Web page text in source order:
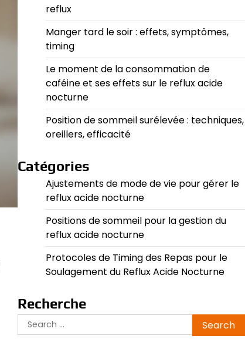
reflux
Manger tard le soir : effets, symptômes,
timing
Le moment de la consommation de
caféine et ses effets sur le reflux acide
nocturne
Position de sommeil surélevée : techniques,
oreillers, efficacité
Catégories
Ajustements de mode de vie pour gérer le
reflux acide nocturne
Positions de sommeil pour la gestion du
reflux acide nocturne
Protocoles de Timing des Repas pour le
Soulagement du Reflux Acide Nocturne
Recherche
Search
for: